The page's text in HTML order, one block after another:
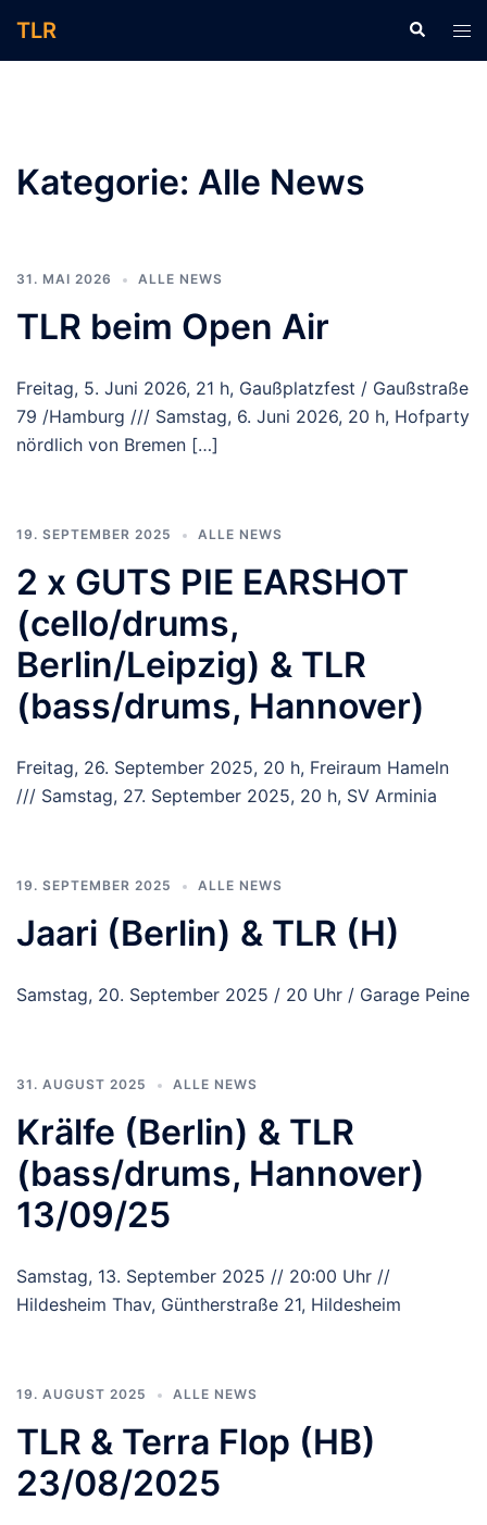
Inhalt
TLR Suche
Kategorie: Alle News
31. MAI 2026 ALLE NEWS
TLR beim Open Air
Freitag, 5. Juni 2026, 21 h, Gaußplatzfest / Gaußstraße
79 /Hamburg /// Samstag, 6. Juni 2026, 20 h, Hofparty
nördlich von Bremen […]
19. SEPTEMBER 2025 ALLE NEWS
2 x GUTS PIE EARSHOT
(cello/drums,
Berlin/Leipzig) & TLR
(bass/drums, Hannover)
Freitag, 26. September 2025, 20 h, Freiraum Hameln
/// Samstag, 27. September 2025, 20 h, SV Arminia
19. SEPTEMBER 2025 ALLE NEWS
Jaari (Berlin) & TLR (H)
Samstag, 20. September 2025 / 20 Uhr / Garage Peine
31. AUGUST 2025 ALLE NEWS
Krälfe (Berlin) & TLR
(bass/drums, Hannover)
13/09/25
Samstag, 13. September 2025 // 20:00 Uhr //
Hildesheim Thav, Güntherstraße 21, Hildesheim
19. AUGUST 2025 ALLE NEWS
TLR & Terra Flop (HB)
23/08/2025